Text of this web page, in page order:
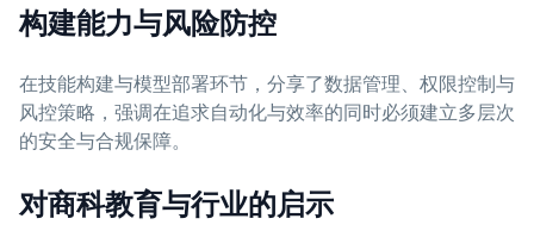
构建能力与风险防控
在技能构建与模型部署环节，分享了数据管理、权限控制与
风控策略，强调在追求自动化与效率的同时必须建立多层次
的安全与合规保障。
对商科教育与行业的启示